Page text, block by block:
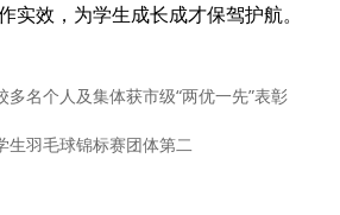
实效，为学生成长成才保驾护航。
多名个人及集体获市级“两优一先”表彰
生羽毛球锦标赛团体第二